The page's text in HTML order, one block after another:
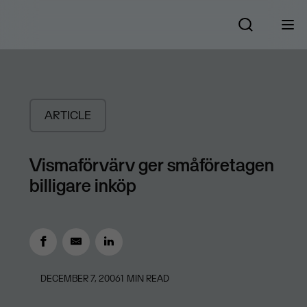
ARTICLE
Vismaförvärv ger småföretagen
billigare inköp
DECEMBER 7, 20061 MIN READ